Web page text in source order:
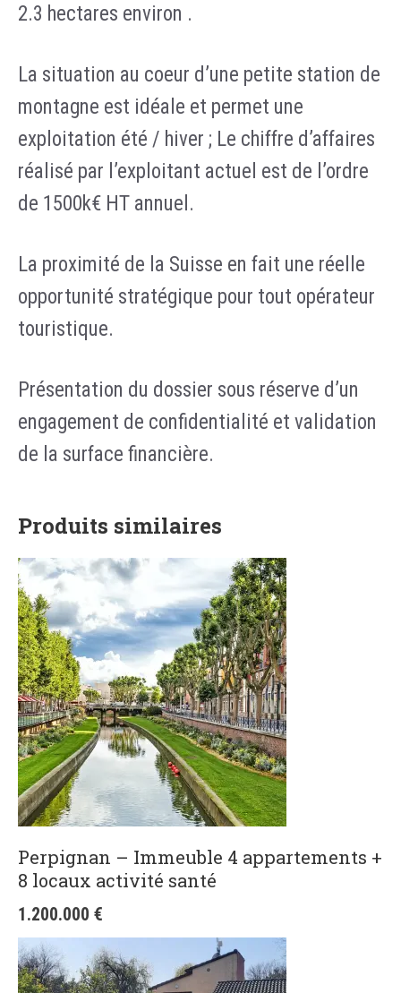
2.3 hectares environ .
La situation au coeur d’une petite station de
montagne est idéale et permet une
exploitation été / hiver ; Le chiffre d’affaires
réalisé par l’exploitant actuel est de l’ordre
de 1500k€ HT annuel.
La proximité de la Suisse en fait une réelle
opportunité stratégique pour tout opérateur
touristique.
Présentation du dossier sous réserve d’un
engagement de confidentialité et validation
de la surface financière.
Produits similaires
Perpignan – Immeuble 4 appartements +
8 locaux activité santé
1.200.000 €